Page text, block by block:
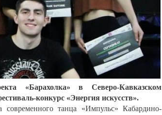
«Барахолка» в Северо-Кавказском
конкурс «Энергия искусств».
современного танца «Импульс» Кабардино-